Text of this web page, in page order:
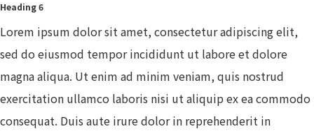
Heading 6
Lorem ipsum dolor sit amet, consectetur adipiscing elit,
sed do eiusmod tempor incididunt ut labore et dolore
magna aliqua. Ut enim ad minim veniam, quis nostrud
exercitation ullamco laboris nisi ut aliquip ex ea commodo
consequat. Duis aute irure dolor in reprehenderit in